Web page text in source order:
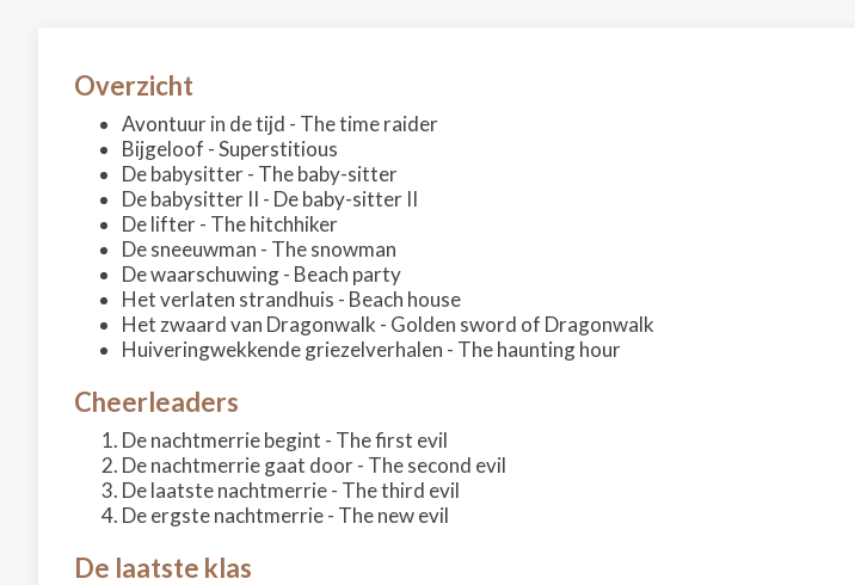
Overzicht
Avontuur in de tijd - The time raider
Bijgeloof - Superstitious
De babysitter - The baby-sitter
De babysitter II - De baby-sitter II
De lifter - The hitchhiker
De sneeuwman - The snowman
De waarschuwing - Beach party
Het verlaten strandhuis - Beach house
Het zwaard van Dragonwalk - Golden sword of Dragonwalk
Huiveringwekkende griezelverhalen - The haunting hour
Cheerleaders
De nachtmerrie begint - The first evil
De nachtmerrie gaat door - The second evil
De laatste nachtmerrie - The third evil
De ergste nachtmerrie - The new evil
De laatste klas